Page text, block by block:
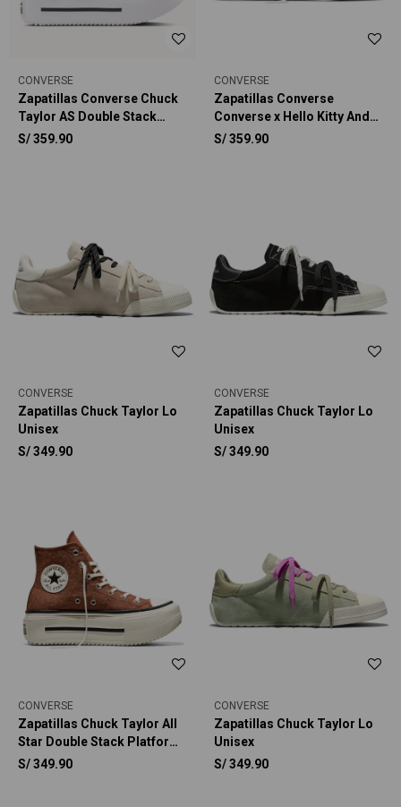
CONVERSE
Zapatillas Converse Chuck
Taylor AS Double Stack
Platform Animal Graphic
S/359.90
CONVERSE
Zapatillas Converse
Converse x Hello Kitty And
Friends Chuck Taylor All
S/359.90
CONVERSE
Zapatillas Chuck Taylor Lo
Unisex
S/349.90
CONVERSE
Zapatillas Chuck Taylor Lo
Unisex
S/349.90
CONVERSE
Zapatillas Chuck Taylor All
Star Double Stack Platform
Deer Unisex
S/349.90
CONVERSE
Zapatillas Chuck Taylor Lo
Unisex
S/349.90